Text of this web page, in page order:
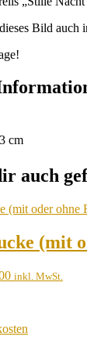
Bild auch
cm
auch
(mit
inkl. MwSt.